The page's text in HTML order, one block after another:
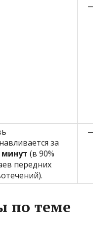
за
минут (в 90%
передних
по теме